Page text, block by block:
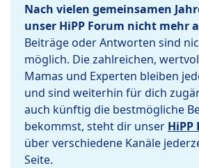
Nach vielen gemeinsamen
unser HiPP Forum nicht mehr
Beiträge oder Antworten sind
möglich. Die zahlreichen,
Mamas und Experten bleiben
und sind weiterhin für dich
auch künftig die bestmögliche
bekommst, steht dir unser HiPP
über verschiedene Kanäle
Seite.